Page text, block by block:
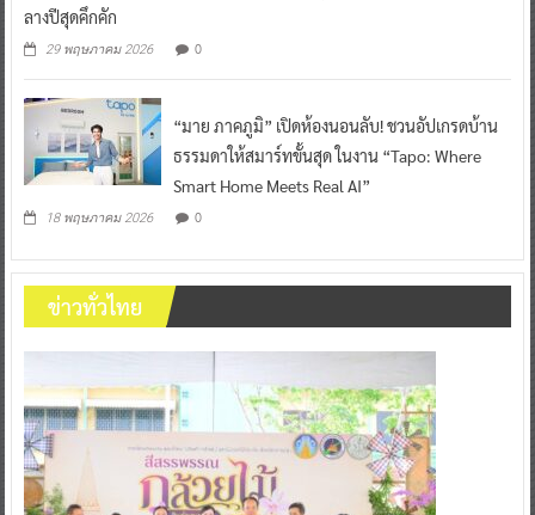
ลางปีสุดคึกคัก
29 พฤษภาคม 2026 0
“มาย ภาคภูมิ” เปิดห้องนอนลับ! ชวนอัปเกรดบ้าน
ธรรมดาให้สมาร์ทขั้นสุด ในงาน “Tapo: Where
Smart Home Meets Real AI”
18 พฤษภาคม 2026 0
ข่าวทั่วไทย